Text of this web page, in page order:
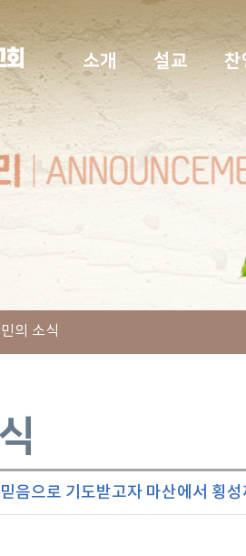
소개 설교 찬
의 소식
믿음으로 기도받고자 마산에서 횡